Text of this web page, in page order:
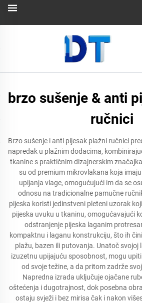
brzo sušenje & anti
ručnici
Brzo sušenje i anti pijesak plažni ručnici
napredak u plažnim dodacima,
tkanine s praktičnim dizajnerskim
su od premium mikrovlakana koja
upijanja vlage, omogućujući im da se
odnosu na tradicionalne pamučne
pijeska koristi jedinstveni pleteni uzorak
pijeska uvuku u tkaninu, omogućavajući
odstranjenje pijeska laganim
kompaktnu i laganu konstrukciju, što ih
plažu, bazen ili putovanja. Unatoč svojoj
izuzetnu upijajuću sposobnost, mogu
od svoje težine, a da pritom zadrže
Napredna izrada uključuje ojačane
oštećenja i dugotrajnost, dok posebna
ostaju svježi i bez mirisa čak i nakon